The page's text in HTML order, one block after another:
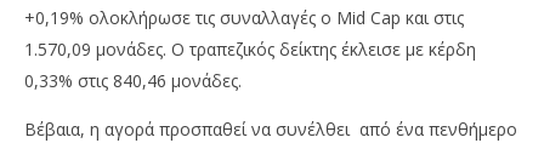
+0,19% ολοκλήρωσε τις συναλλαγές ο Mid Cap και στις
1.570,09 μονάδες. Ο τραπεζικός δείκτης έκλεισε με κέρδη
0,33% στις 840,46 μονάδες.
Βέβαια, η αγορά προσπαθεί να συνέλθει από ένα πενθήμερο